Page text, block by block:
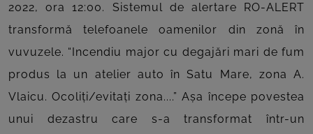
2022, ora 12:00. Sistemul de alertare RO-ALERT
transformă telefoanele oamenilor din zonă în
vuvuzele. “Incendiu major cu degajări mari de fum
produs la un atelier auto în Satu Mare, zona A.
Vlaicu. Ocoliți/evitați zona....” Așa începe povestea
unui dezastru care s-a transformat într-un